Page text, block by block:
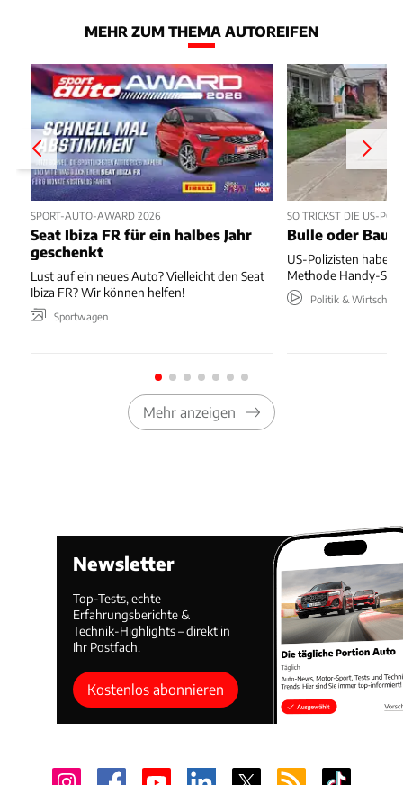
MEHR ZUM THEMA AUTOREIFEN
SPORT-AUTO-AWARD 2026
Seat Ibiza FR für ein halbes Jahr
geschenkt
Lust auf ein neues Auto? Vielleicht den Seat
Ibiza FR? Wir können helfen!
Sportwagen
SO TRICKST DIE US-
Bulle oder
US-Polizisten haben
Methode Handy-
Politik & Wirtschaft
Mehr anzeigen
Newsletter
Top-Tests, echte
Erfahrungsberichte &
Technik-Highlights – direkt in
Ihr Postfach.
Kostenlos abonnieren